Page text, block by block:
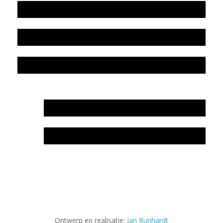
Ontwerp en realisatie: Jan Runhardt